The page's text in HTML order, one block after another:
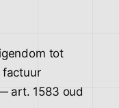
tot
factuur
art. 1583 oud